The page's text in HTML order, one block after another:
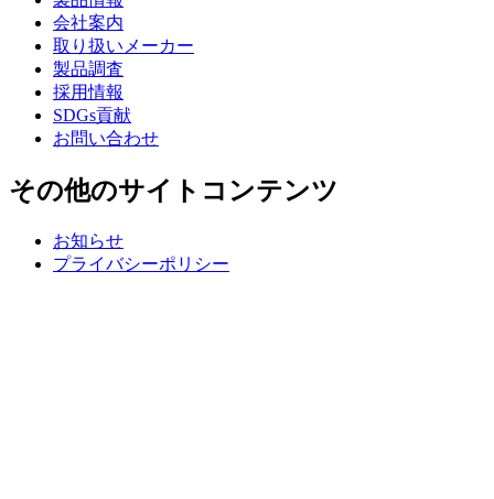
会社案内
取り扱いメーカー
製品調査
採用情報
SDGs貢献
お問い合わせ
その他のサイトコンテンツ
お知らせ
プライバシーポリシー